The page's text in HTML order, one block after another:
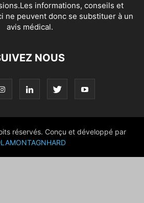
informations, conseils et
ne peuvent donc se substituer à un
avis médical.
NOUS
réservés. Conçu et développé par